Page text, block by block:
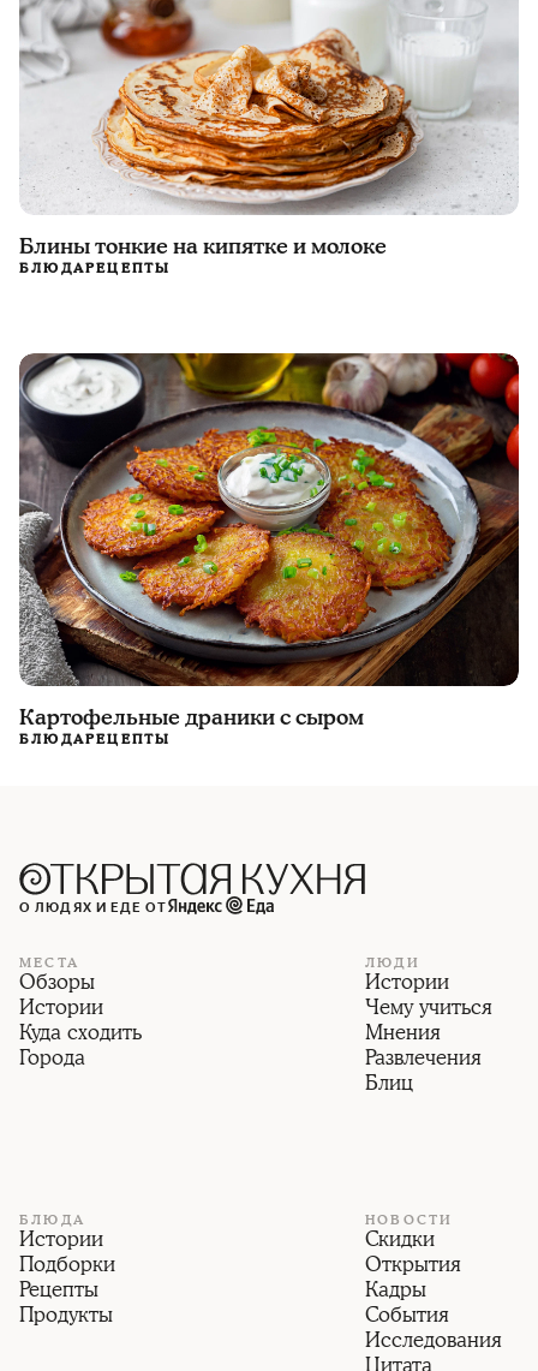
Блины тонкие на кипятке и молоке
БЛЮДАРЕЦЕПТЫ
Картофельные драники с сыром
БЛЮДАРЕЦЕПТЫ
О ЛЮДЯХ И ЕДЕ ОТ
МЕСТА
Обзоры
Истории
Куда сходить
Города
ЛЮДИ
Истории
Чему учиться
Мнения
Развлечения
Блиц
БЛЮДА
Истории
Подборки
Рецепты
Продукты
НОВОСТИ
Скидки
Открытия
Кадры
События
Исследования